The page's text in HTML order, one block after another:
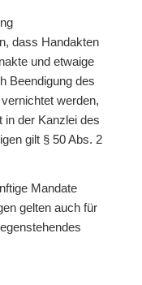
dass Handakten
und etwaige
Beendigung des
werden,
in der Kanzlei des
gilt § 50 Abs. 2
Mandate
gelten auch für